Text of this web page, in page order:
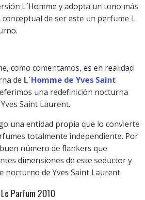
L´Homme y adopta un tono más
conceptual de ser este un perfume L
como comentamos, es en realidad
de L´Homme de Yves Saint
una redefinición nocturna
Saint Laurent.
una entidad propia que lo convierte
totalmente independiente. Por
número de flankers que
dimensiones de este seductor y
nocturno de Yves Saint Laurent.
Parfum 2010